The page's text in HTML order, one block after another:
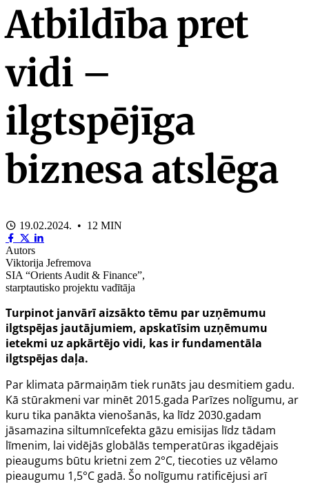
Atbildība pret
vidi –
ilgtspējīga
biznesa atslēga
19.02.2024. • 12 MIN
Autors
Viktorija Jefremova
SIA “Orients Audit & Finance”,
starptautisko projektu vadītāja
Turpinot janvārīaizsākto tēmu par uzņēmumu
ilgtspējas jautājumiem, apskatīsim uzņēmumu
ietekmi uz apkārtējo vidi, kas ir fundamentāla
ilgtspējas daļa.
Par klimata pārmaiņām tiek runāts jau desmitiem gadu.
Kā stūrakmeni var minēt 2015.gada Parīzes nolīgumu, ar
kuru tika panākta vienošanās, ka līdz 2030.gadam
jāsamazina siltumnīcefekta gāzu emisijas līdz tādam
līmenim, lai vidējās globālās temperatūras ikgadējais
pieaugums būtu krietni zem 2°C, tiecoties uz vēlamo
pieaugumu 1,5°C gadā. Šo nolīgumu ratificējusi arī